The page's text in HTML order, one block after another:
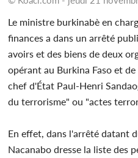
Le ministre burkinabè en
finances a dans un arrêté
avoirs et des biens de deux
opérant au Burkina Faso et
chef d'État Paul-Henri
du terrorisme" ou "actes
En effet, dans l'arrêté datant
Nacanabo dresse la liste des